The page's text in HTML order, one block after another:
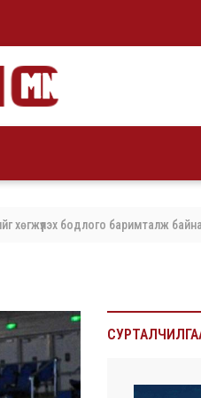
бодлого баримталж байна